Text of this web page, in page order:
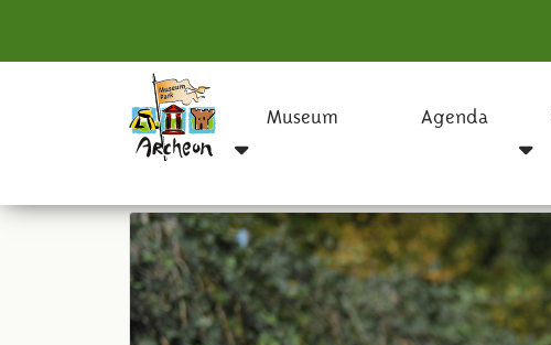
Museum Agenda